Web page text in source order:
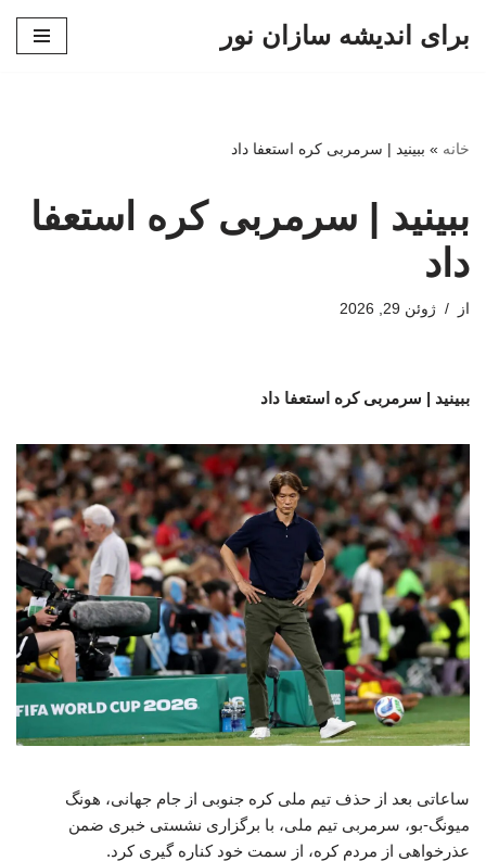
برای اندیشه سازان نور
خانه » ببینید | سرمربی کره استعفا داد
ببینید | سرمربی کره استعفا
داد
از ژوئن 29, 2026
ببینید | سرمربی کره استعفا داد
ساعاتی بعد از حذف تیم ملی کره جنوبی از جام جهانی، هونگ
میونگ-بو، سرمربی تیم ملی، با برگزاری نشستی خبری ضمن
عذرخواهی از مردم کره، از سمت خود کناره گیری کرد.